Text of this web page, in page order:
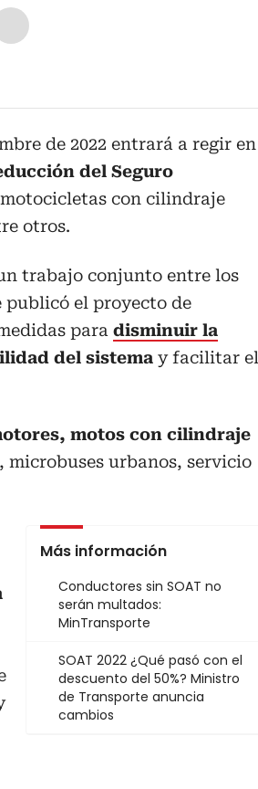
de 2022 entrará a regir en
del Seguro
con cilindraje
otros.
trabajo conjunto entre los
publicó el proyecto de
para disminuir la
del sistema y facilitar el
motos con cilindraje
microbuses urbanos, servicio
Más información
Conductores sin SOAT no
serán multados:
MinTransporte
SOAT 2022 ¿Qué pasó con el
descuento del 50%? Ministro
de Transporte anuncia
cambios